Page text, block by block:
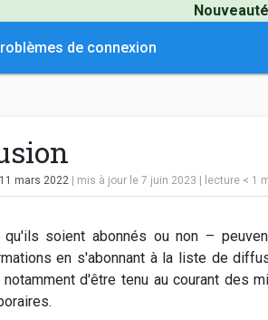
de connexion
11 mars 2022 | mis à jour le 7 juin 2023 lecture < 1
soient abonnés ou non –
en s'abonnant à la liste de
d'être tenu au courant des